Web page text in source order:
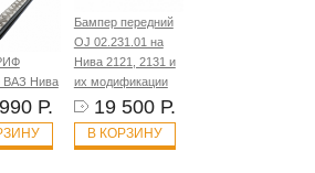
ВАЗ Нива
Р.
Бампер передний
OJ 02.231.01 на
Нива 2121, 2131 и
их модификации
19 500 Р.
В КОРЗИНУ